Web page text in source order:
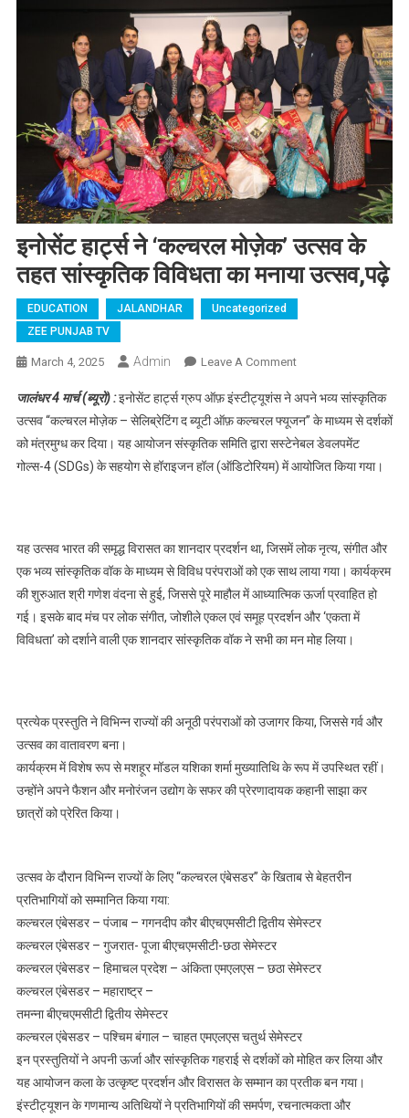
इनोसेंट हार्ट्स ने ‘कल्चरल मोज़ेक’ उत्सव के
तहत सांस्कृतिक विविधता का मनाया उत्सव,पढ़े
EDUCATION JALANDHAR
Uncategorized
ZEE PUNJAB TV
March 4, 2025 Admin Leave A CommentOn इनोसेंट हार्ट्स ने
तहत सांस्कृतिक विविधता
का मनाया उत्सव,पढ़े
जालंधर 4 मार्च (ब्यूरो) :इनोसेंट हार्ट्स ग्रुप ऑफ़ इंस्टीट्यूशंस ने अपने भव्य सांस्कृतिक
उत्सव “कल्चरल मोज़ेक – सेलिब्रेटिंग द ब्यूटी ऑफ़ कल्चरल फ्यूजन” के माध्यम से दर्शकों
को मंत्रमुग्ध कर दिया। यह आयोजन संस्कृतिक समिति द्वारा सस्टेनेबल डेवलपमेंट
गोल्स-4 (SDGs) के सहयोग से हॉराइजन हॉल (ऑडिटोरियम) में आयोजित किया गया।
यह उत्सव भारत की समृद्ध विरासत का शानदार प्रदर्शन था, जिसमें लोक नृत्य, संगीत और
एक भव्य सांस्कृतिक वॉक के माध्यम से विविध परंपराओं को एक साथ लाया गया। कार्यक्रम
की शुरुआत श्री गणेश वंदना से हुई, जिससे पूरे माहौल में आध्यात्मिक ऊर्जा प्रवाहित हो
गई। इसके बाद मंच पर लोक संगीत, जोशीले एकल एवं समूह प्रदर्शन और ‘एकता में
विविधता’ को दर्शाने वाली एक शानदार सांस्कृतिक वॉक ने सभी का मन मोह लिया।
प्रत्येक प्रस्तुति ने विभिन्न राज्यों की अनूठी परंपराओं को उजागर किया, जिससे गर्व और
उत्सव का वातावरण बना।
कार्यक्रम में विशेष रूप से मशहूर मॉडल यशिका शर्मा मुख्यातिथि के रूप में उपस्थित रहीं।
उन्होंने अपने फैशन और मनोरंजन उद्योग के सफर की प्रेरणादायक कहानी साझा कर
छात्रों को प्रेरित किया।
उत्सव के दौरान विभिन्न राज्यों के लिए “कल्चरल एंबेसडर” के खिताब से बेहतरीन
प्रतिभागियों को सम्मानित किया गया:
कल्चरल एंबेसडर – पंजाब – गगनदीप कौर बीएचएमसीटी द्वितीय सेमेस्टर
कल्चरल एंबेसडर – गुजरात- पूजा बीएचएमसीटी-छठा सेमेस्टर
कल्चरल एंबेसडर – हिमाचल प्रदेश – अंकिता एमएलएस – छठा सेमेस्टर
कल्चरल एंबेसडर – महाराष्ट्र –
तमन्ना बीएचएमसीटी द्वितीय सेमेस्टर
कल्चरल एंबेसडर – पश्चिम बंगाल – चाहत एमएलएस चतुर्थ सेमेस्टर
इन प्रस्तुतियों ने अपनी ऊर्जा और सांस्कृतिक गहराई से दर्शकों को मोहित कर लिया और
यह आयोजन कला के उत्कृष्ट प्रदर्शन और विरासत के सम्मान का प्रतीक बन गया।
इंस्टीट्यूशन के गणमान्य अतिथियों ने प्रतिभागियों की समर्पण, रचनात्मकता और